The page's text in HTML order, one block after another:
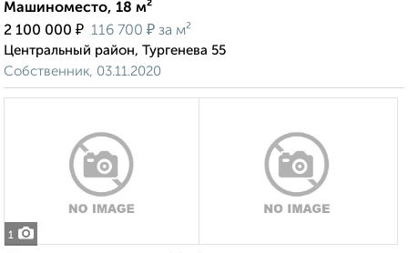
Машиноместо, 18 м²
2 100 000 ₽ 116 700 ₽ за м²
Центральный район, Тургенева 55
Собственник, 03.11.2020
1